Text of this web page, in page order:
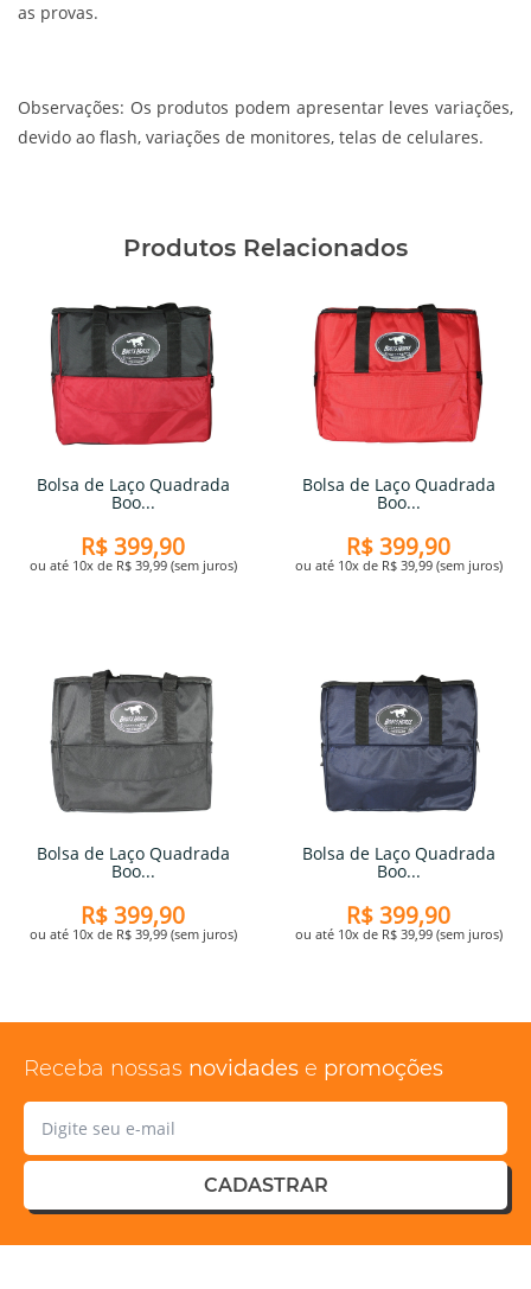
as provas.
Observações: Os produtos podem apresentar leves variações,
devido ao flash, variações de monitores, telas de celulares.
Produtos Relacionados
Bolsa de Laço Quadrada
Boo...
R$ 399,90
ou até 10x de R$ 39,99 (sem juros)
Bolsa de Laço Quadrada
Boo...
R$ 399,90
ou até 10x de R$ 39,99 (sem juros)
Bolsa de Laço Quadrada
Boo...
R$ 399,90
ou até 10x de R$ 39,99 (sem juros)
Bolsa de Laço Quadrada
Boo...
R$ 399,90
ou até 10x de R$ 39,99 (sem juros)
Receba nossas novidades e promoções
CADASTRAR